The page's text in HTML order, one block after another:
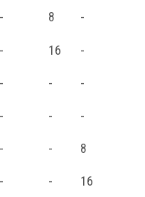
- 8 -
- 16
-
- -
-
- -
-
- -
8
- -
16